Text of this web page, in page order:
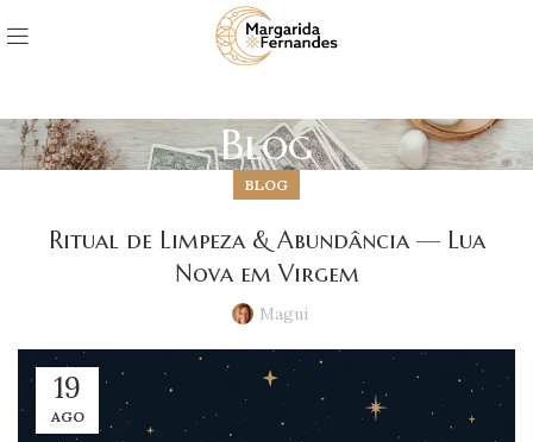
Blog
BLOG
Ritual de Limpeza & Abundância — Lua
Nova em Virgem
Magui
19
AGO